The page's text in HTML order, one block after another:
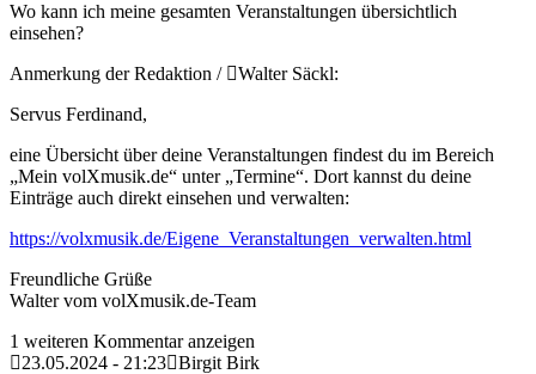
Wo kann ich meine gesamten Veranstaltungen übersichtlich
einsehen?
Anmerkung der Redaktion /
Walter Säckl:
Servus Ferdinand,
eine Übersicht über deine Veranstaltungen findest du im Bereich
„Mein volXmusik.de“ unter „Termine“. Dort kannst du deine
Einträge auch direkt einsehen und verwalten:
https://volxmusik.de/Eigene_Veranstaltungen_verwalten.html
Freundliche Grüße
Walter vom volXmusik.de-Team
1 weiteren Kommentar anzeigen
23.05.2024 - 21:23 Birgit Birk